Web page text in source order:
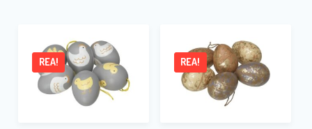
REA! REA!